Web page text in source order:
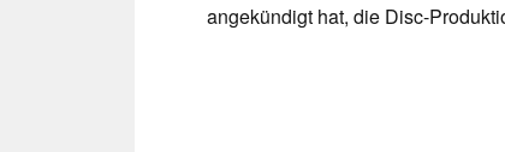
angekündigt hat, die Disc-